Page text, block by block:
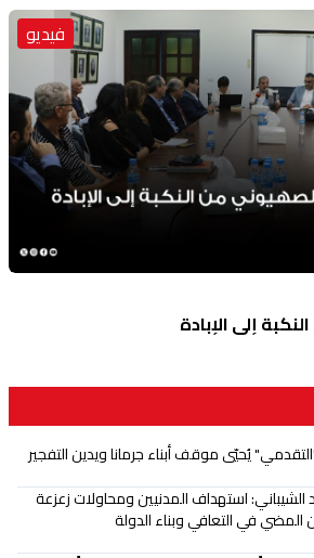
فيديو
إلى الإبادة
يُحيّي موقف أبناء جرمانا ويدين التفجير
الشيباني: استهداف المدنيين ومحاولات زعزعة
المضي في التعافي وبناء الدولة